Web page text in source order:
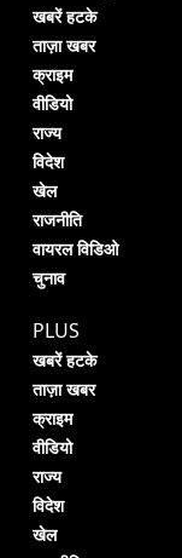
खबरें हटके
ताज़ा खबर
क्राइम
वीडियो
राज्य
विदेश
खेल
राजनीति
वायरल विडिओ
चुनाव
PLUS
खबरें हटके
ताज़ा खबर
क्राइम
वीडियो
राज्य
विदेश
खेल